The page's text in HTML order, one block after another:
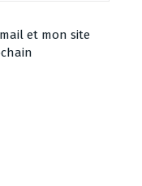
et mon site